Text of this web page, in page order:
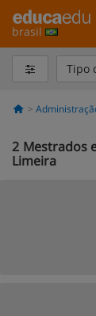
brasil
Tipo
2 Mestrados
Limeira